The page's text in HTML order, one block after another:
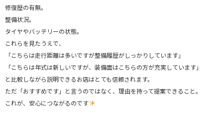
修復歴の有無。
整備状況。
タイヤやバッテリーの状態。
これらを見たうえで、
「こちらは走行距離は多いですが整備履歴がしっかりしています」
「こちらは年式は新しいですが、装備面はこちらの方が充実しています」
と比較しながら説明できるお店はとても信頼されます。
ただ「おすすめです」と言うのではなく、理由を持って提案できること。
これが、安心につながるのです